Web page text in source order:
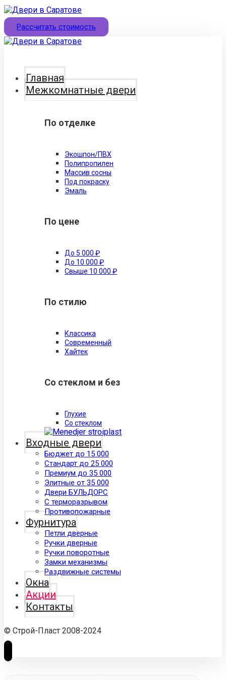
Рассчитать стоимость
Главная
Межкомнатные двери
По отделке
Экошпон/ПВХ
Полипропилен
Массив сосны
Под покраску
Эмаль
По цене
До 5 000 ₽
До 10 000 ₽
Свыше 10 000 ₽
По стилю
Классика
Современный
Хайтек
Со стеклом и без
Глухие
Со стеклом
Входные двери
Бюджет до 15 000
Стандарт до 25 000
Премиум до 35 000
Элитные от 35 000
Двери БУЛЬДОРС
С терморазрывом
Противопожарные
Фурнитура
Петли дверные
Ручки дверные
Ручки поворотные
Замки механизмы
Раздвижные системы
Окна
Акции
Контакты
© Строй-Пласт 2008-2024